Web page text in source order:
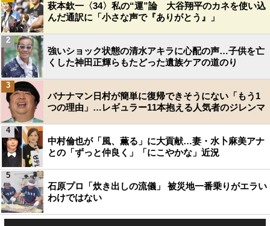
萩本欽一〈34〉私の“運”論 大谷翔平のカネを使い込
んだ通訳に「小さな声で『ありがとう』」
強いショック状態の清水アキラに心配の声…子供を亡
くした神田正輝らもたどった遺族ケアの道のり
2
バナナマン日村が簡単に復帰できそうにない「もう1
つの理由」…レギュラー11本抱える人気者のジレンマ
3
中村倫也が「風、薫る」に大貢献…妻・水卜麻美アナ
との「ずっと仲良く」「にこやかな」近況
4
石原プロ「炊き出しの流儀」 被災地一番乗りがエラい
わけではない
5